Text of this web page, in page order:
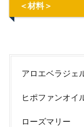
＜材料＞
アロエベラ
ヒポファン
ローズマリ